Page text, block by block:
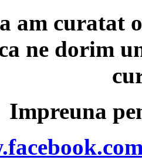
am curatat
ne dorim
Impreuna